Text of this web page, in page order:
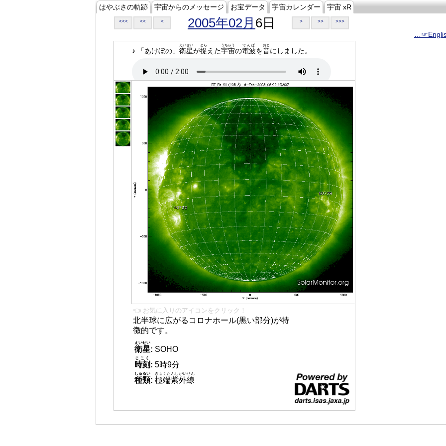
はやぶさの軌跡 宇宙からのメッセージ お宝データ 宇宙カレンダー 宇宙 xR
<<< << < 2005年02月 6日 > >> >>>
♪ 「あけぼの」 衛星
えいせい
が捉
とら
えた宇宙
うちゅう
の電波
でんぱ
を音
おと
にしました。
👈 お気に入りのアイコンをクリック！
北半球に広がるコロナホール(黒い部分)が特
徴的です。
衛星
えいせい
: SOHO
時刻
じこく
: 5時9分
種類
しゅるい
: 極端紫外線
きょくたんしがいせん